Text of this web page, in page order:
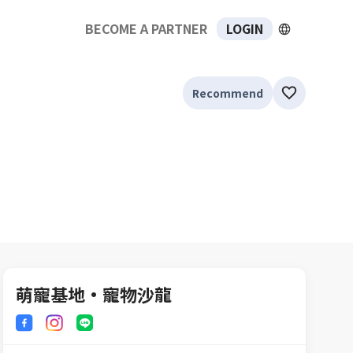
BECOME A PARTNER LOGIN
Recommend
萌寵基地•寵物沙龍